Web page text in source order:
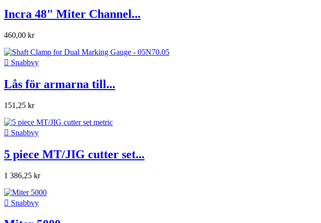
Incra 48" Miter Channel...
460,00 kr
 Snabbvy
Lås för armarna till...
151,25 kr
 Snabbvy
5 piece MT/JIG cutter set...
1 386,25 kr
 Snabbvy